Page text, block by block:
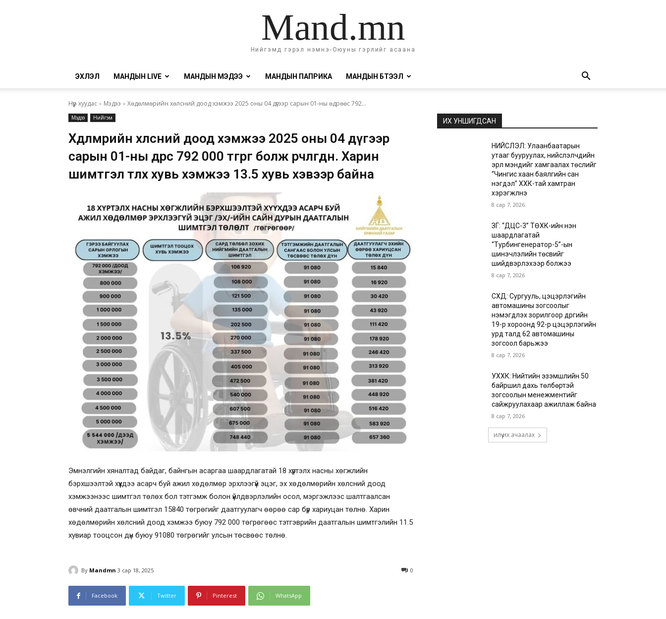
Mand.mn
Нийгэмд гэрэл нэмнэ-Оюуны гэрлийг асаана
ЭХЛЭЛ МАНДЫН LIVE МАНДЫН МЭДЭЭ МАНДЫН ПАПРИКА МАНДЫН БҮТЭЭЛ
Нүүр хуудас Мэдээ Хөдөлмөрийн хөлсний доод хэмжээ 2025 оны 04 дүгээр сарын 01-ны өдрөөс 792...
Мэдээ Нийгэм
Хөдөлмөрийн хөлсний доод хэмжээ 2025 оны 04 дүгээр
сарын 01-ны өдрөөс 792 000 төгрөг болж өөрчлөгдөнө. Харин
шимтгэл төлөх хувь хэмжээ 13.5 хувь хэвээр байна
Эмнэлгийн хяналтад байдаг, байнгын асаргаа шаардлагатай 18 хүртэлх насны хөгжлийн
бэрхшээлтэй хүүхдээ асарч буй ажил хөдөлмөр эрхлээгүй эцэг, эх хөдөлмөрийн хөлсний доод
хэмжээнээс шимтгэл төлөх бол тэтгэмж болон үйлдвэрлэлийн осол, мэргэжлээс шалтгаалсан
өвчний даатгалын шимтгэл 15840 төгрөгийг даатгуулагч өөрөө сар бүр хариуцан төлнө. Харин
хөдөлмөрийн хөлсний доод хэмжээ буюу 792 000 төгрөгөөс тэтгэврийн даатгалын шимтгэлийн 11.5
хувиар тооцсон дүн буюу 91080 төгрөгийг улсын төсвөөс төлнө.
By Mandmn 3 сар 18, 2025 0
Facebook Twitter Pinterest WhatsApp
ИХ УНШИГДСАН
НИЙСЛЭЛ: Улаанбаатарын
утааг бууруулах, нийслэлчүүдийн
эрүүл мэндийг хамгаалах төслийг
“Чингис хаан баялгийн сан
нэгдэл” ХХК-тай хамтран
хэрэгжүүлнэ
8 сар 7, 2026
ЗГ: “ДЦС-3” ТӨХК-ийн нэн
шаардлагатай
“Турбингенератор-5”-ын
шинэчлэлийн төсвийг
шийдвэрлэхээр болжээ
8 сар 7, 2026
СХД: Сургууль, цэцэрлэгийн
автомашины зогсоолыг
нэмэгдүүлэх зорилгоор дүүргийн
19-р хороонд 92-р цэцэрлэгийн
урд талд 62 автомашины
зогсоол барьжээ
8 сар 7, 2026
УХХК: Нийтийн эзэмшлийн 50
байршил дахь төлбөртэй
зогсоолын менежментийг
сайжруулахаар ажиллаж байна
8 сар 7, 2026
илүү их ачаалах